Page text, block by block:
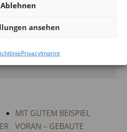
Ablehnen
ansehen
PrivacyImprint
MIT GUTEM BEISPIEL
VORAN – GEBAUTE